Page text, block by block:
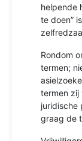
helpende
te doen”
Rondom
termen;
termen zij
juridische
graag de